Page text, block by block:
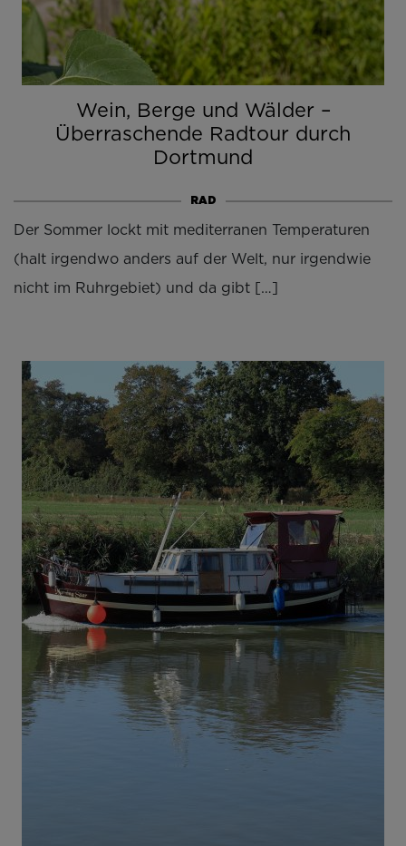
Wein, Berge und Wälder –
Überraschende Radtour durch
Dortmund
RAD
Der Sommer lockt mit mediterranen Temperaturen
(halt irgendwo anders auf der Welt, nur irgendwie
nicht im Ruhrgebiet) und da gibt […]